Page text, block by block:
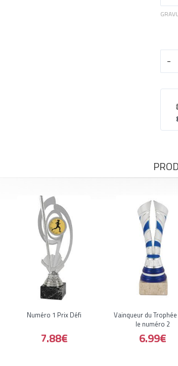
-
Numéro 1 Prix Défi
7.88€
Vainqueur du
le numéro 2
6.99€